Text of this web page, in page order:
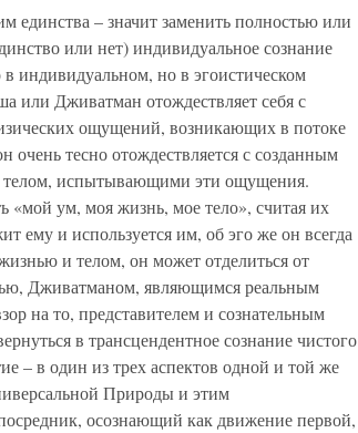
единства – значит заменить полностью или
или нет) индивидуальное сознание
индивидуальном, но в эгоистическом
или Дживатман отождествляет себя с
ощущений, возникающих в потоке
очень тесно отождествляется с созданным
телом, испытывающими эти ощущения.
«мой ум, моя жизнь, мое тело», считая их
ему и используется им, об эго же он всегда
и телом, он может отделиться от
Дживатманом, являющимся реальным
на то, представителем и сознательным
в трансцендентное сознание чистого
– в один из трех аспектов одной и той же
Природы и этим
осознающий как движение первой,